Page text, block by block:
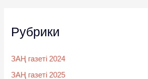
Рубрики
ЗАҢ газеті 2024
ЗАҢ газеті 2025